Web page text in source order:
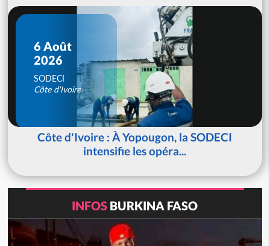
6 Août
2026
SODECI
Côte d'Ivoire
Côte d'Ivoire : À Yopougon, la SODECI
intensifie les opéra...
INFOS BURKINA FASO